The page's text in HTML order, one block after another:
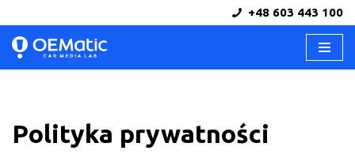
Przejdź
do
+48 603 443 100
Polityka prywatności